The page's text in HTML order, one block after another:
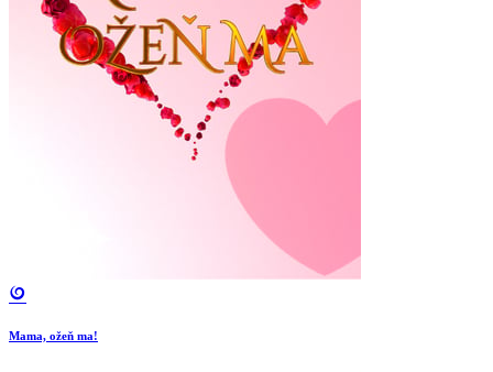
Mama, ožeň ma!